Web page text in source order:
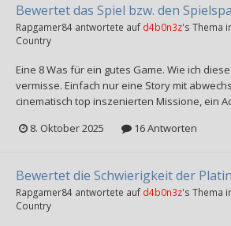
Bewertet das Spiel bzw. den
Rapgamer84 antwortete auf d4b0n3z's Thema
Country
Eine 8 Was für ein gutes Game. Wie ich
vermisse. Einfach nur eine Story mit
cinematisch top inszenierten Missione, ein
8. Oktober 2025
16 Antworten
Bewertet die Schwierigkeit der
Rapgamer84 antwortete auf d4b0n3z's Thema
Country